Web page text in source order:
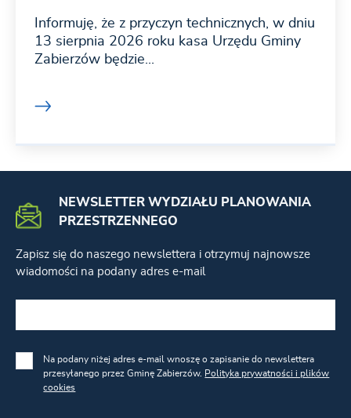
Informuję, że z przyczyn technicznych, w dniu
13 sierpnia 2026 roku kasa Urzędu Gminy
Zabierzów będzie...
NEWSLETTER WYDZIAŁU PLANOWANIA
PRZESTRZENNEGO
Zapisz się do naszego newslettera i otrzymuj najnowsze
wiadomości na podany adres e-mail
Na podany niżej adres e-mail wnoszę o zapisanie do newslettera
przesyłanego przez Gminę Zabierzów. Polityka prywatności i plików
cookies